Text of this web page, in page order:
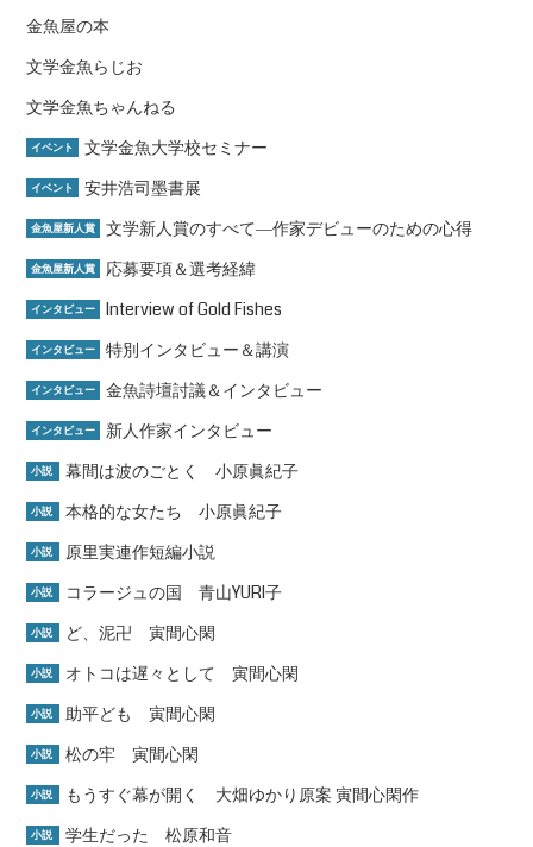
金魚屋の本
文学金魚らじお
文学金魚ちゃんねる
イベント 文学金魚大学校セミナー
イベント 安井浩司墨書展
金魚屋新人賞 文学新人賞のすべて―作家デビューのための心得
金魚屋新人賞 応募要項＆選考経緯
インタビュー Interview of Gold Fishes
インタビュー 特別インタビュー＆講演
インタビュー 金魚詩壇討議＆インタビュー
インタビュー 新人作家インタビュー
小説 幕間は波のごとく 小原眞紀子
小説 本格的な女たち 小原眞紀子
小説 原里実連作短編小説
小説 コラージュの国 青山YURI子
小説 ど、泥卍 寅間心閑
小説 オトコは遅々として 寅間心閑
小説 助平ども 寅間心閑
小説 松の牢 寅間心閑
小説 もうすぐ幕が開く 大畑ゆかり原案 寅間心閑作
小説 学生だった 松原和音